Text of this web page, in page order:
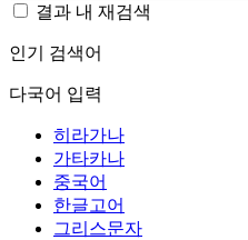
결과 내 재검색
인기 검색어
다국어 입력
히라가나
가타카나
중국어
한글고어
그리스문자